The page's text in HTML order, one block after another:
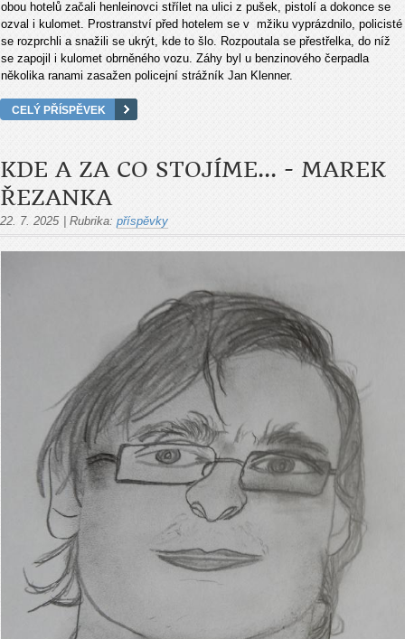
obou hotelů začali henleinovci střílet na ulici z pušek, pistolí a dokonce se
ozval i kulomet. Prostranství před hotelem se v mžiku vyprázdnilo, policisté
se rozprchli a snažili se ukrýt, kde to šlo. Rozpoutala se přestřelka, do níž
se zapojil i kulomet obrněného vozu. Záhy byl u benzinového čerpadla
několika ranami zasažen policejní strážník Jan Klenner.
CELÝ PŘÍSPĚVEK
KDE A ZA CO STOJÍME... - MAREK
ŘEZANKA
22. 7. 2025 Rubrika: příspěvky